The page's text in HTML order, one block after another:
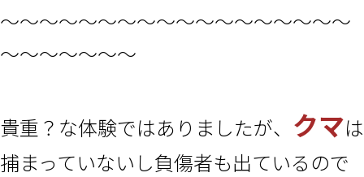
～～～～～～～～～～～～～～～～～～
～～～～～～～
貴重？な体験ではありましたが、 クマは
捕まっていないし負傷者も出ているので